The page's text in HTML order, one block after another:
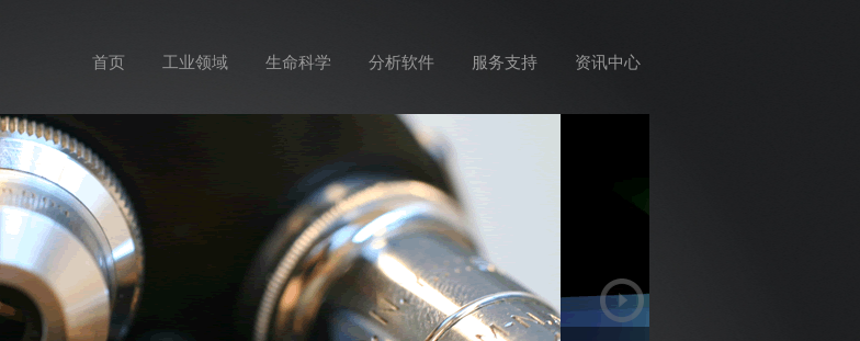
首页 工业领域 生命科学 分析软件 服务支持 资讯中心